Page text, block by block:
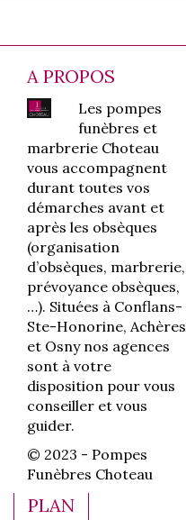
A PROPOS
Les pompes
funèbres et
marbrerie Choteau
vous accompagnent
durant toutes vos
démarches avant et
après les obsèques
(organisation
d’obsèques, marbrerie,
prévoyance obsèques,
…). Situées à Conflans-
Ste-Honorine, Achères
et Osny nos agences
sont à votre
disposition pour vous
conseiller et vous
guider.
© 2023 - Pompes
Funèbres Choteau
PLAN